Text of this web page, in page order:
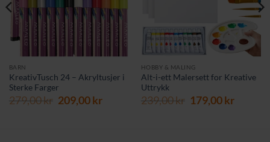
BARN
KreativTusch 24 – Akryltusjer i
Sterke Farger
279,00kr Opprinnelig
209,00krNåværende
HOBBY & MALING
Alt-i-ett Malersett for Kreative
Uttrykk
239,00kr Opprinnelig
179,00kr